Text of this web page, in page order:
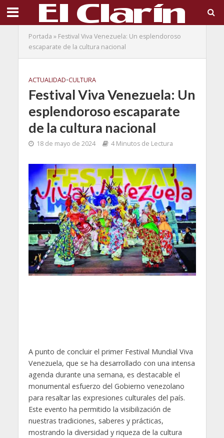
Portada » Festival Viva Venezuela: Un esplendoroso
escaparate de la cultura nacional
ACTUALIDAD•CULTURA
Festival Viva Venezuela: Un
esplendoroso escaparate
de la cultura nacional
18 de mayo de 2024 4 Minutos de Lectura
A punto de concluir el primer Festival Mundial Viva
Venezuela, que se ha desarrollado con una intensa
agenda durante una semana, es destacable el
monumental esfuerzo del Gobierno venezolano
para resaltar las expresiones culturales del país.
Este evento ha permitido la visibilización de
nuestras tradiciones, saberes y prácticas,
mostrando la diversidad y riqueza de la cultura